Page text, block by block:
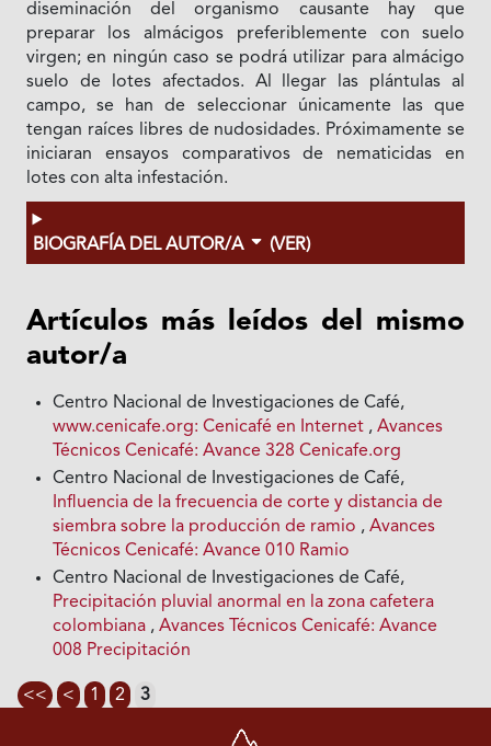
diseminación del organismo causante hay que
preparar los almácigos preferiblemente con suelo
virgen; en ningún caso se podrá utilizar para almácigo
suelo de lotes afectados. Al llegar las plántulas al
campo, se han de seleccionar únicamente las que
tengan raíces libres de nudosidades. Próximamente se
iniciaran ensayos comparativos de nematicidas en
lotes con alta infestación.
BIOGRAFÍA DEL AUTOR/A (VER)
Artículos más leídos del mismo
autor/a
Centro Nacional de Investigaciones de Café,
www.cenicafe.org: Cenicafé en Internet ,Avances
Técnicos Cenicafé: Avance 328 Cenicafe.org
Centro Nacional de Investigaciones de Café,
Influencia de la frecuencia de corte y distancia de
siembra sobre la producción de ramio ,Avances
Técnicos Cenicafé: Avance 010 Ramio
Centro Nacional de Investigaciones de Café,
Precipitación pluvial anormal en la zona cafetera
colombiana ,Avances Técnicos Cenicafé: Avance
008 Precipitación
<< < 1 2 3